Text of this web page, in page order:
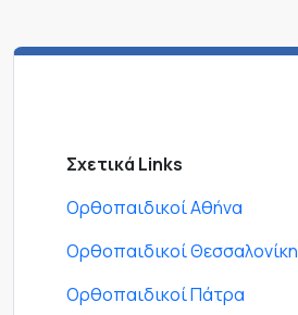
Σχετικά Links
Ορθοπαιδικοί Αθήνα
Ορθοπαιδικοί Θεσσαλονίκη
Ορθοπαιδικοί Πάτρα